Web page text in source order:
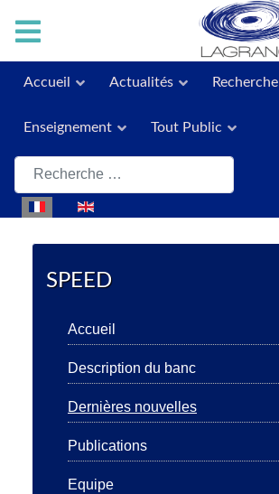
Accueil Actualités Recherche
Enseignement Tout Public
Rechercher
Sélectionnez votre langue
SPEED
Accueil
Description du banc
Dernières nouvelles
Publications
Equipe